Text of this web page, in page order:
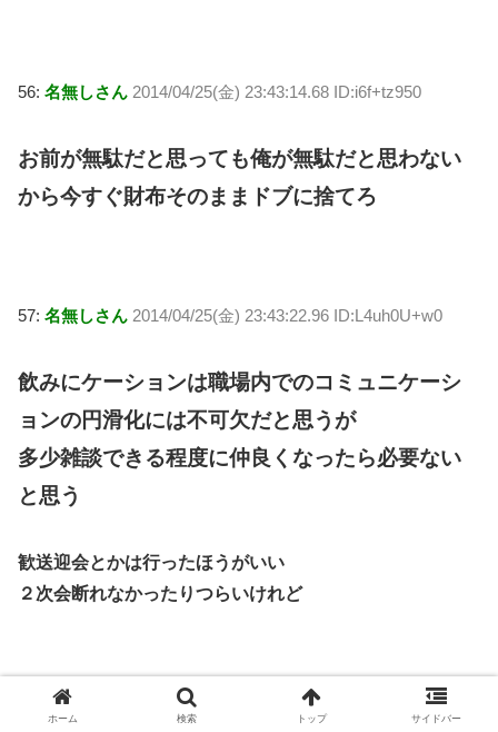
56: 名無しさん 2014/04/25(金) 23:43:14.68 ID:i6f+tz950
お前が無駄だと思っても俺が無駄だと思わない
から今すぐ財布そのままドブに捨てろ
57: 名無しさん 2014/04/25(金) 23:43:22.96 ID:L4uh0U+w0
飲みにケーションは職場内でのコミュニケーシ
ョンの円滑化には不可欠だと思うが
多少雑談できる程度に仲良くなったら必要ない
と思う
歓送迎会とかは行ったほうがいい
２次会断れなかったりつらいけれど
名無しさん 2014/04/25(金) 23:44:01.74 ID:lBqBKPV30
ホーム 検索 トップ サイドバー